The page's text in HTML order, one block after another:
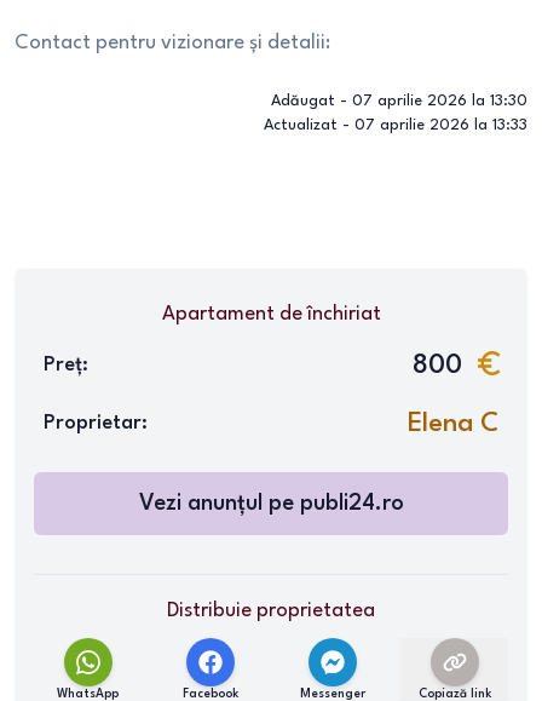
Contact pentru vizionare și detalii:
Adăugat - 07 aprilie 2026 la 13:30
Actualizat - 07 aprilie 2026 la 13:33
Apartamentde închiriat
Preț: 800
Proprietar: Elena C
Vezi anunțul pe publi24.ro
Distribuie proprietatea
WhatsApp Facebook Messenger Copiază link